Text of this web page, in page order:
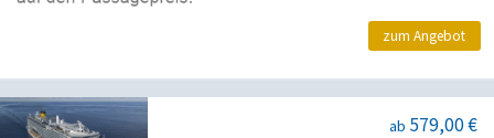
zum Angebot
ab 579,00 €